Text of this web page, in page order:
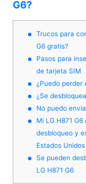
G6?
Trucos para
G6 gratis?
Pasos para
de tarjeta SIM
¿Puedo perder
¿Se
No puedo
Mi LG H871
desbloqueo y
Estados Unidos
Se pueden
LG H871 G6